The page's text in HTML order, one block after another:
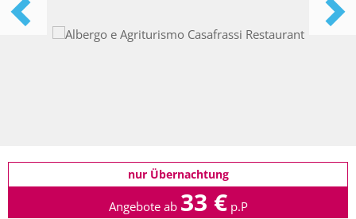
nur Übernachtung
Angebote ab 33 € p.P